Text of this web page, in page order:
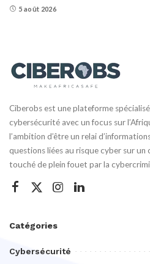
5 août 2026
Ciberobs est une plateforme
cybersécurité avec un focus sur
l’ambition d’être un relai
questions liées au risque cyber sur un
touché de plein fouet par la
Catégories
Cybersécurité